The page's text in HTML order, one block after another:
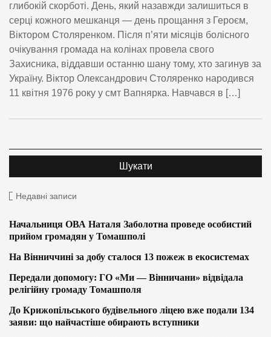
глибокій скорботі. День, який назавжди залишиться в
серці кожного мешканця — день прощання з Героєм,
Віктором Столяренком. Після п’яти місяців болісного
очікування громада на колінах провела свого
Захисника, віддавши останню шану тому, хто загинув за
Україну. Віктор Олександрович Столяренко народився
11 квітня 1976 року у смт Вапнярка. Навчався в […]
Недавні записи
Начальниця ОВА Наталя Заболотна проведе особистий
прийом громадян у Томашполі
На Вінниччині за добу сталося 13 пожеж в екосистемах
Передали допомогу: ГО «Ми — Вінничани» відвідала
релігійну громаду Томашполя
До Крижопільського будівельного ліцею вже подали 134
заяви: що найчастіше обирають вступники